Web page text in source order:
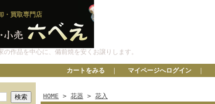
・買取専門店
の作品を中心に、備前焼を安くお譲りします。
カートをみる ｜ マイページへログイン ｜
HOME > 花器 > 花入